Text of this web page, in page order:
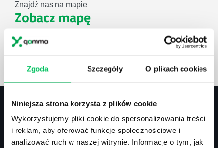
Zgoda Szczegóły O plikach cookies
Niniejsza strona korzysta z plików cookie
Wykorzystujemy pliki cookie do spersonalizowania treści
i reklam, aby oferować funkcje społecznościowe i
analizować ruch w naszej witrynie. Informacje o tym, jak
Znajdź nas na mapie
Zobacz mapę
ZAPYTAJ O NASZE ROZWIĄZANIA
Kontakt